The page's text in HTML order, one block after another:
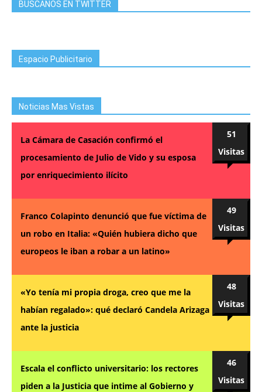
BUSCANOS EN TWITTER
Espacio Publicitario
Noticias Mas Vistas
La Cámara de Casación confirmó el
procesamiento de Julio de Vido y su esposa
por enriquecimiento ilícito
51
Visitas
Franco Colapinto denunció que fue víctima de
un robo en Italia: «Quién hubiera dicho que
europeos le iban a robar a un latino»
49
Visitas
«Yo tenía mi propia droga, creo que me la
habían regalado»: qué declaró Candela Arizaga
ante la justicia
48
Visitas
Escala el conflicto universitario: los rectores
piden a la Justicia que intime al Gobierno y
46
Visitas